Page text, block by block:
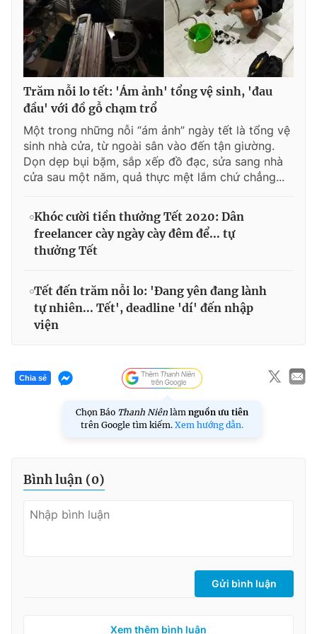
Trăm nỗi lo tết: 'Ám ảnh' tổng vệ sinh, 'đau
đầu' với đồ gỗ chạm trổ
Một trong những nỗi “ám ảnh” ngày tết là tổng vệ
sinh nhà cửa, từ ngoài sân vào đến tận giường.
Dọn dẹp bụi bặm, sắp xếp đồ đạc, sửa sang nhà
cửa sau một năm, quả thực mệt lắm chứ chẳng...
Khóc cười tiền thưởng Tết 2020: Dân
freelancer cày ngày cày đêm để... tự
thưởng Tết
Tết đến trăm nỗi lo: 'Đang yên đang lành
tự nhiên... Tết', deadline 'dí' đến nhập
viện
Chia sẻ
Chọn Báo Thanh Niên làm nguồn ưu tiên
trên Google tìm kiếm. Xem hướng dẫn.
Bình luận (0)
Gửi bình luận
Xem thêm bình luận